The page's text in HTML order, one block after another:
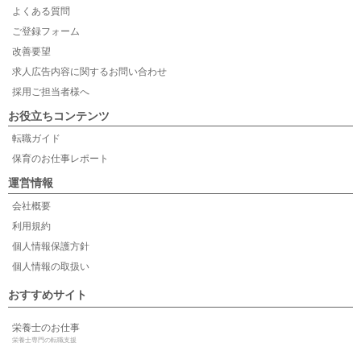
よくある質問
ご登録フォーム
改善要望
求人広告内容に関するお問い合わせ
採用ご担当者様へ
お役立ちコンテンツ
転職ガイド
保育のお仕事レポート
運営情報
会社概要
利用規約
個人情報保護方針
個人情報の取扱い
おすすめサイト
栄養士のお仕事
栄養士専門の転職支援